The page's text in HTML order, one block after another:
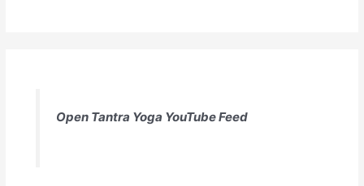
Open Tantra Yoga YouTube Feed